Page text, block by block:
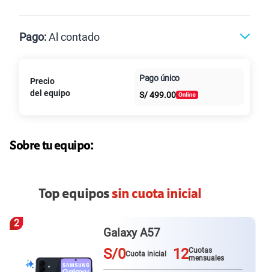
Pago:Al contado
Al contado Cuotas Claro
intereses
Precio
del equipo
Pago único
S/499.00
Sobre tu equipo:
Top equipossin cuota inicial
2
Galaxy A57
S/0Cuota inicial 12Cuotas
mensuales